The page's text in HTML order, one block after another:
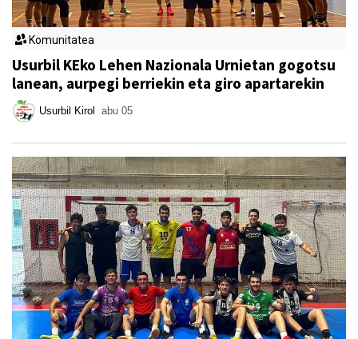
Komunitatea
Usurbil KEko Lehen Nazionala Urnietan gogotsu
lanean, aurpegi berriekin eta giro apartarekin
Usurbil Kirol abu 05